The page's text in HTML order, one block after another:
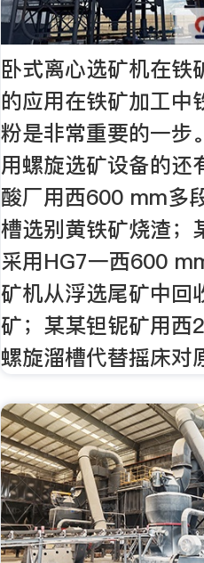
卧式离心选矿机在铁
的应用在铁矿加工中
粉是非常重要的一步
用螺旋选矿设备的还
酸厂用西600 mm多
槽选别黄铁矿烧渣；
采用HG7一西600
矿机从浮选尾矿中回
矿；某某钽铌矿用西
螺旋溜槽代替摇床对